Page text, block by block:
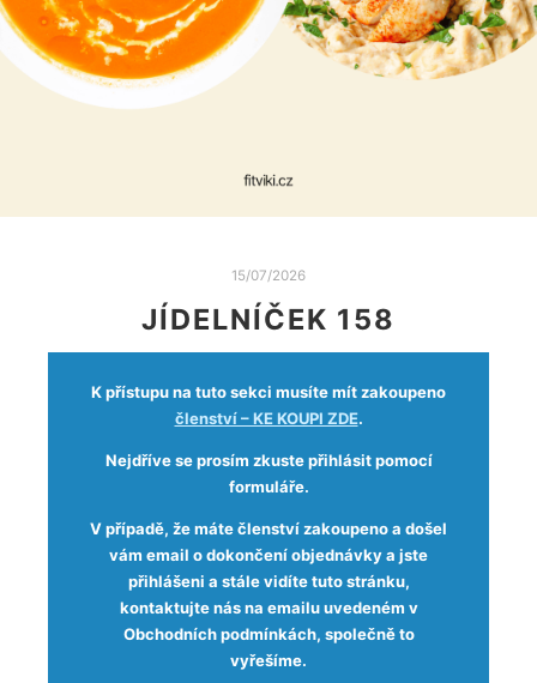
15/07/2026
JÍDELNÍČEK 158
K přístupu na tuto sekci musíte mít zakoupeno
členství – KE KOUPI ZDE.
Nejdříve se prosím zkuste přihlásit pomocí
formuláře.
V případě, že máte členství zakoupeno a došel
vám email o dokončení objednávky a jste
přihlášeni a stále vidíte tuto stránku,
kontaktujte nás na emailu uvedeném v
Obchodních podmínkách, společně to
vyřešíme.